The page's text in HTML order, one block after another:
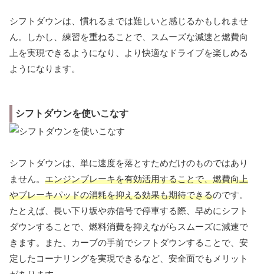
シフトダウンは、慣れるまでは難しいと感じるかもしれませ
ん。しかし、練習を重ねることで、スムーズな減速と燃費向
上を実現できるようになり、より快適なドライブを楽しめる
ようになります。
シフトダウンを使いこなす
シフトダウンは、単に速度を落とすためだけのものではあり
ません。 エンジンブレーキを有効活用することで、燃費向上
やブレーキパッドの消耗を抑える効果も期待できるのです。
たとえば、長い下り坂や赤信号で停車する際、早めにシフト
ダウンすることで、燃料消費を抑えながらスムーズに減速で
きます。また、カーブの手前でシフトダウンすることで、安
定したコーナリングを実現できるなど、安全面でもメリット